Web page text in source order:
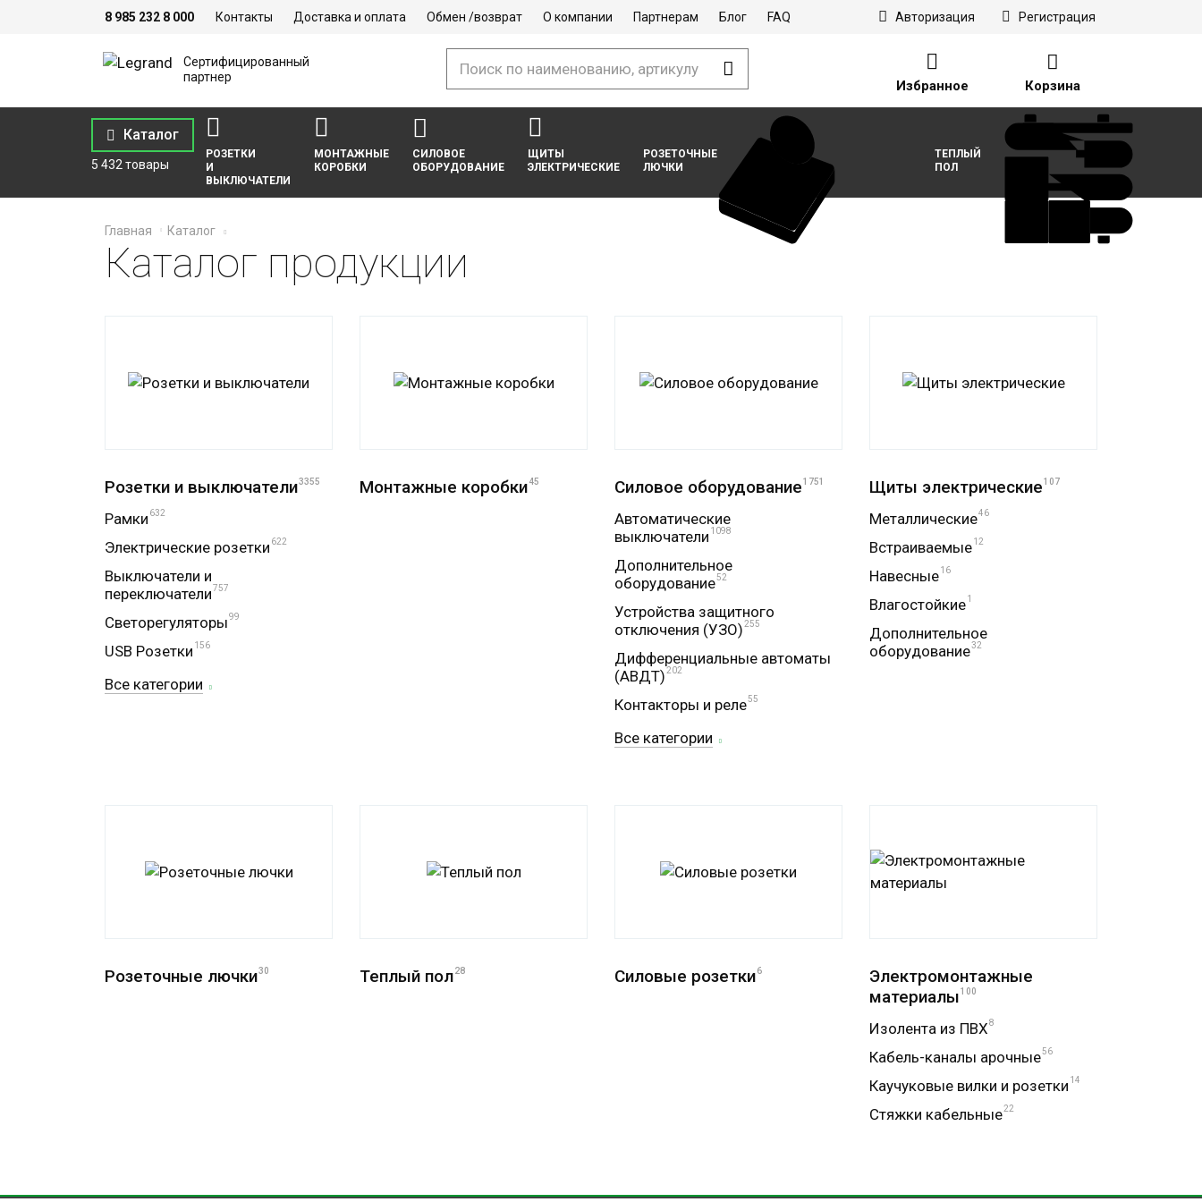
8 985 232 8 000 Контакты Доставка и оплата Обмен /возврат О компании Партнерам Блог FAQ Авторизация Регистрация
Сертифицированный
партнер
Избранное Корзина
Каталог
5 432 товары
РОЗЕТКИ
И
ВЫКЛЮЧАТЕЛИ
МОНТАЖНЫЕ
КОРОБКИ
СИЛОВОЕ
ОБОРУДОВАНИЕ
ЩИТЫ
ЭЛЕКТРИЧЕСКИЕ
РОЗЕТОЧНЫЕ
ЛЮЧКИ
ТЕПЛЫЙ
ПОЛ
Главная Каталог
Каталог продукции
Розетки и выключатели3355
Рамки632
Электрические розетки622
Выключатели и
переключатели757
Светорегуляторы99
USB Розетки 156
Все категории
Монтажные коробки45 Силовое оборудование1751
Автоматические
выключатели 1098
Дополнительное
оборудование52
Устройства защитного
отключения (УЗО)255
Дифференциальные автоматы
(АВДТ)202
Контакторы и реле55
Все категории
Щиты электрические107
Металлические46
Встраиваемые12
Навесные16
Влагостойкие1
Дополнительное
оборудование32
Розеточные лючки30 Теплый пол28 Силовые розетки6
Электромонтажные
материалы100
Изолента из ПВХ8
Кабель-каналы арочные56
Каучуковые вилки и розетки 14
Стяжки кабельные22